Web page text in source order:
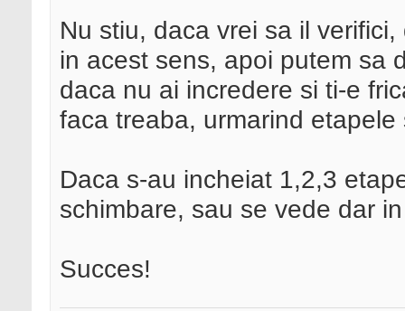
Nu stiu, daca vrei sa il
in acest sens, apoi putem sa
daca nu ai incredere si ti-e
faca treaba, urmarind
Daca s-au incheiat 1,2,3
schimbare, sau se vede dar
Succes!